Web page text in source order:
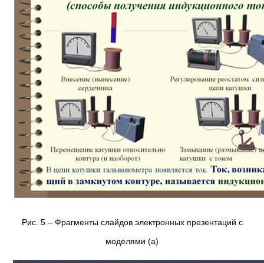
Рис. 5 – Фрагменты слайдов электронных презентаций с
моделями (а)